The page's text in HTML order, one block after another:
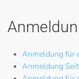
Anmeldung für
Anmeldung